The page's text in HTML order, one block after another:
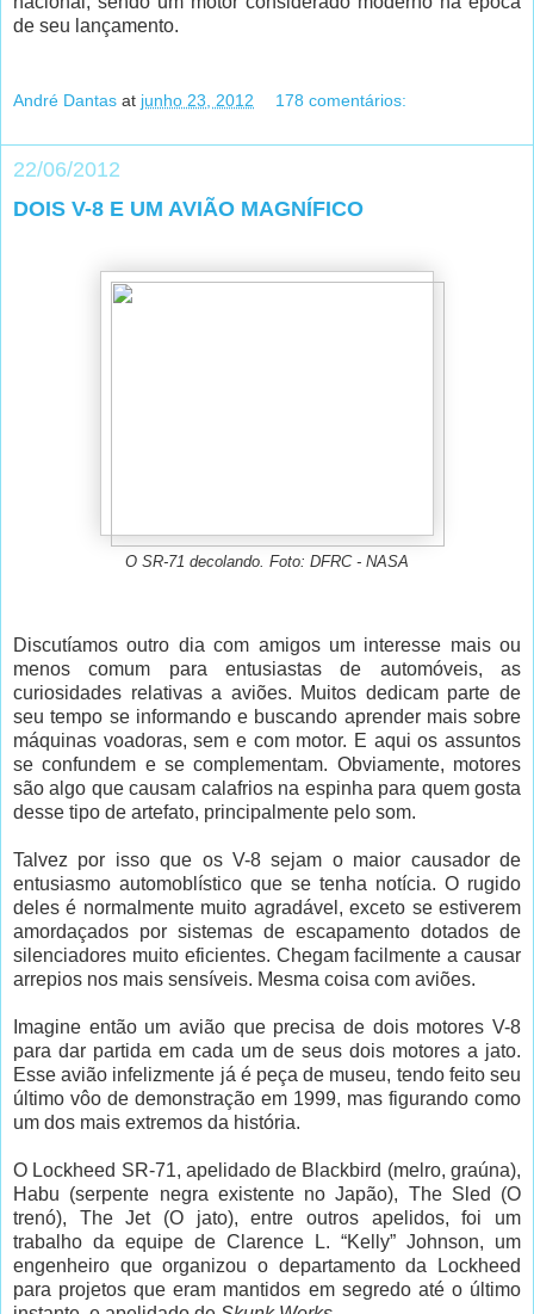
de seu lançamento.
André Dantas at junho 23, 2012 178 comentários:
22/06/2012
DOIS V-8 E UM AVIÃO MAGNÍFICO
O SR-71 decolando. Foto: DFRC - NASA
Discutíamos outro dia com amigos um interesse mais ou
menos comum para entusiastas de automóveis, as
curiosidades relativas a aviões. Muitos dedicam parte de
seu tempo se informando e buscando aprender mais sobre
máquinas voadoras, sem e com motor. E aqui os assuntos
se confundem e se complementam. Obviamente, motores
são algo que causam calafrios na espinha para quem gosta
desse tipo de artefato, principalmente pelo som.
Talvez por isso que os V-8 sejam o maior causador de
entusiasmo automoblístico que se tenha notícia. O rugido
deles é normalmente muito agradável, exceto se estiverem
amordaçados por sistemas de escapamento dotados de
silenciadores muito eficientes. Chegam facilmente a causar
arrepios nos mais sensíveis. Mesma coisa com aviões.
Imagine então um avião que precisa de dois motores V-8
para dar partida em cada um de seus dois motores a jato.
Esse avião infelizmente já é peça de museu, tendo feito seu
último vôo de demonstração em 1999, mas figurando como
um dos mais extremos da história.
O Lockheed SR-71, apelidado de Blackbird (melro, graúna),
Habu (serpente negra existente no Japão), The Sled (O
trenó), The Jet (O jato), entre outros apelidos, foi um
trabalho da equipe de Clarence L. “Kelly” Johnson, um
engenheiro que organizou o departamento da Lockheed
para projetos que eram mantidos em segredo até o último